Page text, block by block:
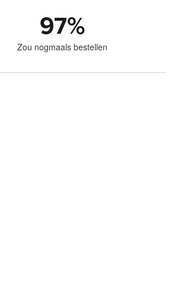
97%
Zou nogmaals bestellen